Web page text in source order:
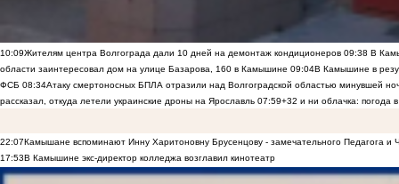
10:09Жителям центра Волгограда дали 10 дней на демонтаж кондиционеров 09:38 В
области заинтересовал дом на улице Базарова, 160 в Камышине 09:04В Камышине в
ФСБ 08:34Атаку смертоносных БПЛА отразили над Волгоградской областью минувшей
рассказал, откуда летели украинские дроны на Ярославль 07:59+32 и ни облачка: погода
22:07Камышане вспоминают Инну Харитоновну Брусенцову - замечательного Педагога и
17:53В Камышине экс-директор колледжа возглавил кинотеатр